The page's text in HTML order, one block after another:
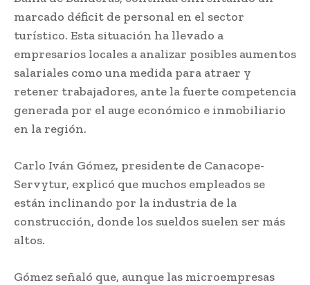
marcado déficit de personal en el sector
turístico. Esta situación ha llevado a
empresarios locales a analizar posibles aumentos
salariales como una medida para atraer y
retener trabajadores, ante la fuerte competencia
generada por el auge económico e inmobiliario
en la región.
Carlo Iván Gómez, presidente de Canacope-
Servytur, explicó que muchos empleados se
están inclinando por la industria de la
construcción, donde los sueldos suelen ser más
altos.
Gómez señaló que, aunque las microempresas